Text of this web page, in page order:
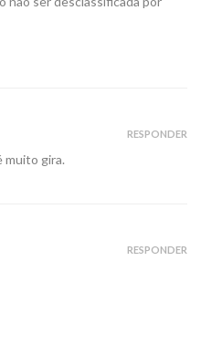
muito gira.
RESPONDER
RESPONDER